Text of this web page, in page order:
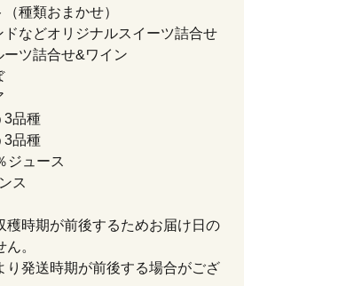
種類おまかせ）
ドなどオリジナルスイーツ詰合せ
ツ詰合せ&ワイン
3品種
3品種
ジュース
ス
時期が前後するためお届け日の
。
発送時期が前後する場合がござ